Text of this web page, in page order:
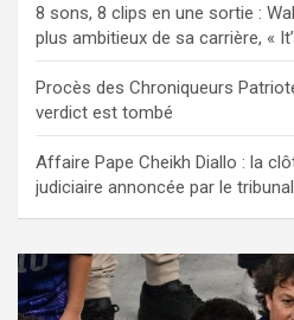
8 sons, 8 clips en une sortie :
plus ambitieux de sa carrière, «
Procès des Chroniqueurs
verdict est tombé
Affaire Pape Cheikh Diallo : la
judiciaire annoncée par le